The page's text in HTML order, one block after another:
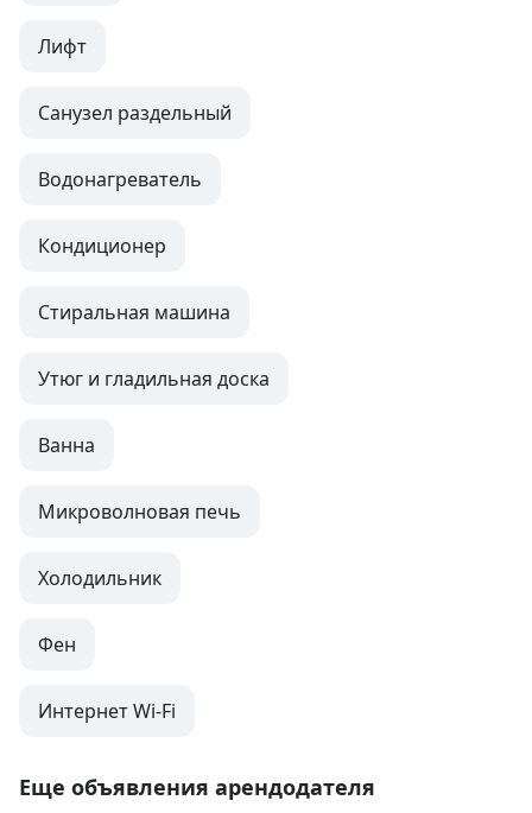
Лифт
Санузел раздельный
Водонагреватель
Кондиционер
Стиральная машина
Утюг и гладильная доска
Ванна
Микроволновая печь
Холодильник
Фен
Интернет Wi-Fi
Еще объявления арендодателя